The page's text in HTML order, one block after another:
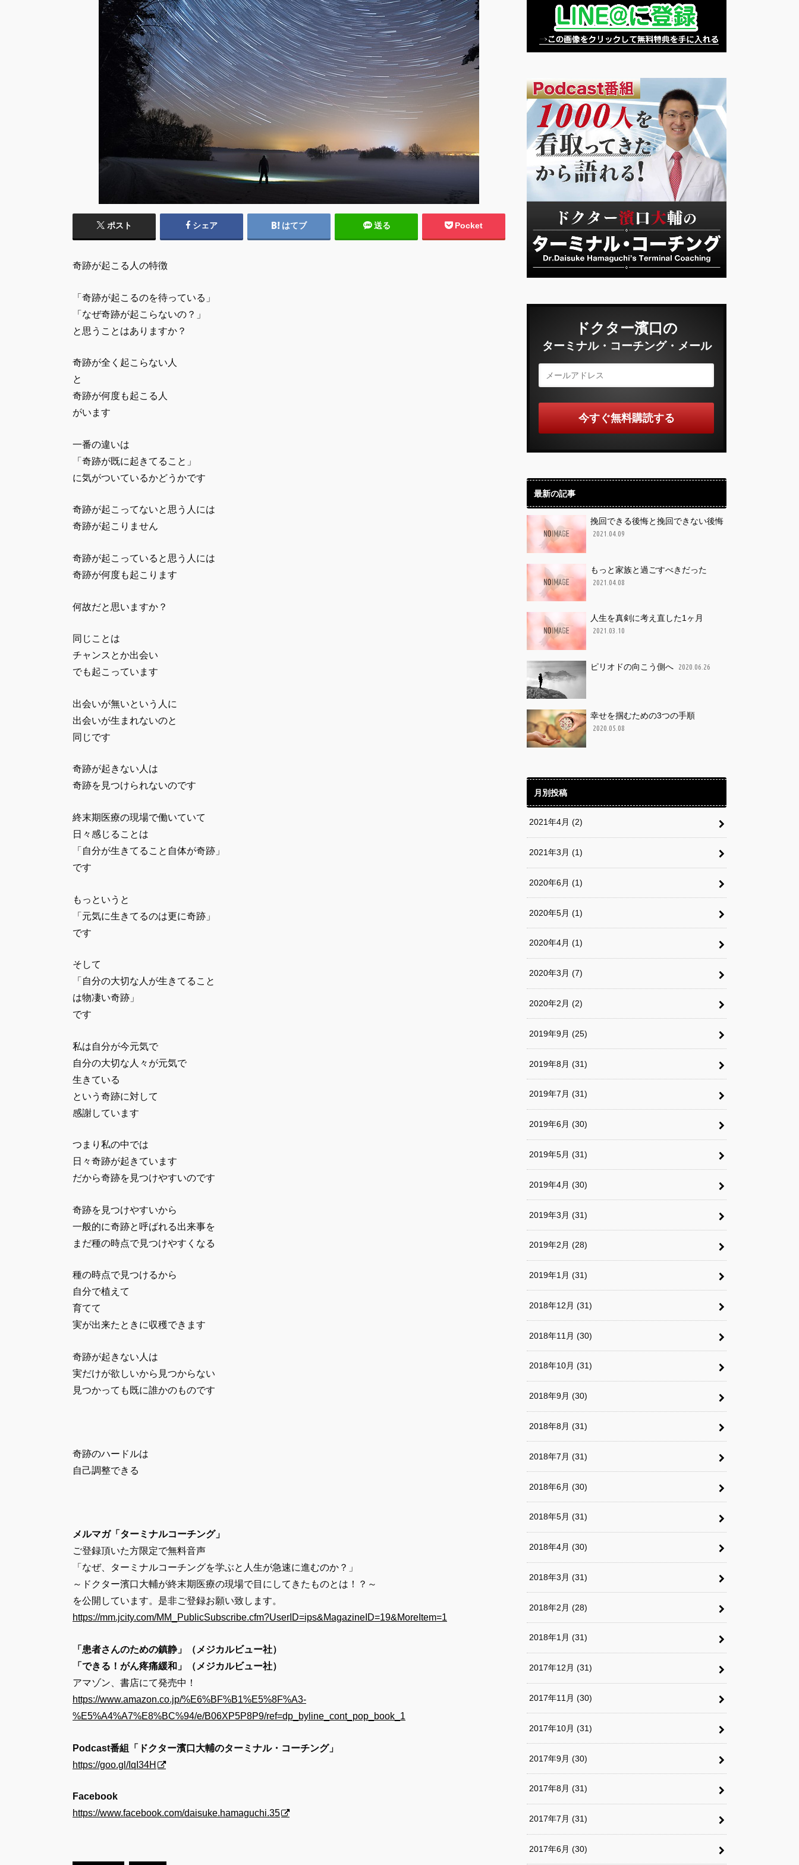
ポスト シェア はてブ 送る Pocket
奇跡が起こる人の特徴
「奇跡が起こるのを待っている」
「なぜ奇跡が起こらないの？」
と思うことはありますか？
奇跡が全く起こらない人
と
奇跡が何度も起こる人
がいます
一番の違いは
「奇跡が既に起きてること」
に気がついているかどうかです
奇跡が起こってないと思う人には
奇跡が起こりません
奇跡が起こっていると思う人には
奇跡が何度も起こります
何故だと思いますか？
同じことは
チャンスとか出会い
でも起こっています
出会いが無いという人に
出会いが生まれないのと
同じです
奇跡が起きない人は
奇跡を見つけられないのです
終末期医療の現場で働いていて
日々感じることは
「自分が生きてること自体が奇跡」
です
もっというと
「元気に生きてるのは更に奇跡」
です
そして
「自分の大切な人が生きてること
は物凄い奇跡」
です
私は自分が今元気で
自分の大切な人々が元気で
生きている
という奇跡に対して
感謝しています
つまり私の中では
日々奇跡が起きています
だから奇跡を見つけやすいのです
奇跡を見つけやすいから
一般的に奇跡と呼ばれる出来事を
まだ種の時点で見つけやすくなる
種の時点で見つけるから
自分で植えて
育てて
実が出来たときに収穫できます
奇跡が起きない人は
実だけが欲しいから見つからない
見つかっても既に誰かのものです
奇跡のハードルは
自己調整できる
メルマガ「ターミナルコーチング」
ご登録頂いた方限定で無料音声
「なぜ、ターミナルコーチングを学ぶと人生が急速に進むのか？」
～ドクター濱口大輔が終末期医療の現場で目にしてきたものとは！？～
を公開しています。是非ご登録お願い致します。
https://mm.jcity.com/MM_PublicSubscribe.cfm?UserID=ips&MagazineID=19&MoreItem=1
「患者さんのための鎮静」（メジカルビュー社）
「できる！がん疼痛緩和」（メジカルビュー社）
アマゾン、書店にて発売中！
https://www.amazon.co.jp/%E6%BF%B1%E5%8F%A3-
%E5%A4%A7%E8%BC%94/e/B06XP5P8P9/ref=dp_byline_cont_pop_book_1
Podcast番組「ドクター濱口大輔のターミナル・コーチング」
https://goo.gl/IqI34H
Facebook
https://www.facebook.com/daisuke.hamaguchi.35
ドクター濱口の
ターミナル・コーチング・メール
最新の記事
挽回できる後悔と挽回できない後悔
2021.04.09
もっと家族と過ごすべきだった
2021.04.08
人生を真剣に考え直した1ヶ月
2021.03.10
ピリオドの向こう側へ 2020.06.26
幸せを掴むための3つの手順
2020.05.08
月別投稿
2021年4月 (2)
2021年3月 (1)
2020年6月 (1)
2020年5月 (1)
2020年4月 (1)
2020年3月 (7)
2020年2月 (2)
2019年9月 (25)
2019年8月 (31)
2019年7月 (31)
2019年6月 (30)
2019年5月 (31)
2019年4月 (30)
2019年3月 (31)
2019年2月 (28)
2019年1月 (31)
2018年12月 (31)
2018年11月 (30)
2018年10月 (31)
2018年9月 (30)
2018年8月 (31)
2018年7月 (31)
2018年6月 (30)
2018年5月 (31)
2018年4月 (30)
2018年3月 (31)
2018年2月 (28)
2018年1月 (31)
2017年12月 (31)
2017年11月 (30)
2017年10月 (31)
2017年9月 (30)
2017年8月 (31)
2017年7月 (31)
2017年6月 (30)